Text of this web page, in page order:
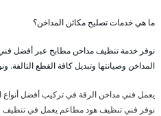
ما هي خدمات تصليح مكائن المداخن؟
نوفر خدمة تنظيف مداخن مطابخ عبر أفضل
المداخن وصيانتها وتبديل كافة القطع التالفة.
يعمل فني مداخن الرقة في تركيب أفضل أنواع
نوفر فني تنظيف هود مطاعم يعمل في تنظيف